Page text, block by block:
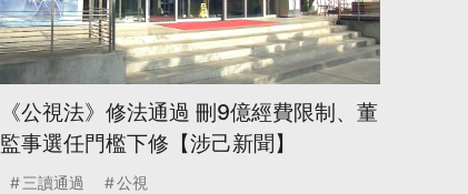
《公視法》修法通過 刪9億經費限制、董
監事選任門檻下修【涉己新聞】
三讀通過 公視